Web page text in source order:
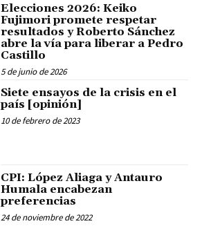
Elecciones 2026: Keiko
Fujimori promete respetar
resultados y Roberto Sánchez
abre la vía para liberar a Pedro
Castillo
5 de junio de 2026
Siete ensayos de la crisis en el
país [opinión]
10 de febrero de 2023
CPI: López Aliaga y Antauro
Humala encabezan
preferencias
24 de noviembre de 2022